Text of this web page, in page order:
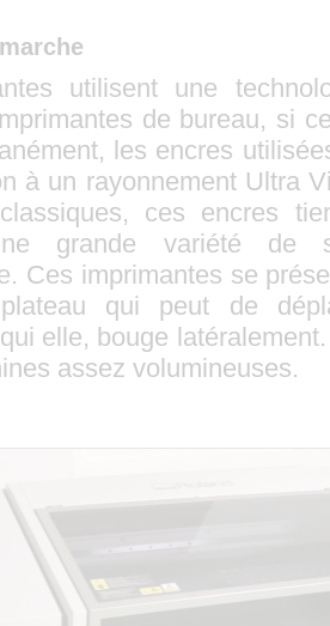
utilisent une
de bureau, si
les encres
à un rayonnement Ultra
ces encres
grande variété de
Ces imprimantes se
qui peut de
elle, bouge
assez volumineuses.